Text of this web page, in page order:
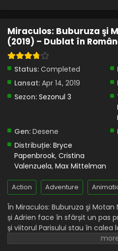
Episodul 10 –
Eps 10 - Maestrul
Episodul 9 –
Eps 9 - Uitare - 8
Miraculos:
Episodul 8 –
Eps 8 - Miraculer - 8
Miraculos:
Episodul 7 –
Miraculos:
Episodul 6 –
Eps 6 - Silențiatorul -
Miraculos:
Episodul 5 –
Miraculos: Buburuza şi
(2019) – Dublat în
Status: Completed
Lansat: Apr 14, 2019
Sezon: Sezonul 3
Gen: Desene
Distribuție: Bryce
Papenbrook, Cristina
Valenzuela, Max Mittelman
Action Adventure
În Miraculos: Buburuza şi
și Adrien face în sfârșit un pas
și viitorul Parisului stau în calea
Moth află că îl cunoaște pe